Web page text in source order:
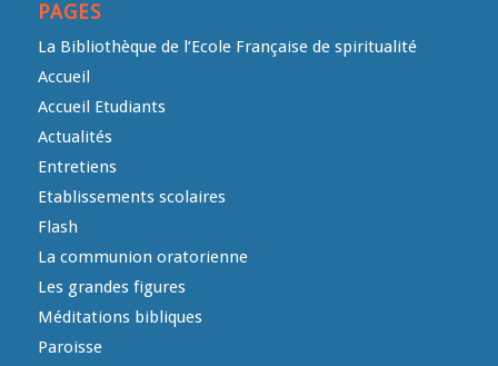
PAGES
La Bibliothèque de l’Ecole Française de spiritualité
Accueil
Accueil Etudiants
Actualités
Entretiens
Etablissements scolaires
Flash
La communion oratorienne
Les grandes figures
Méditations bibliques
Paroisse